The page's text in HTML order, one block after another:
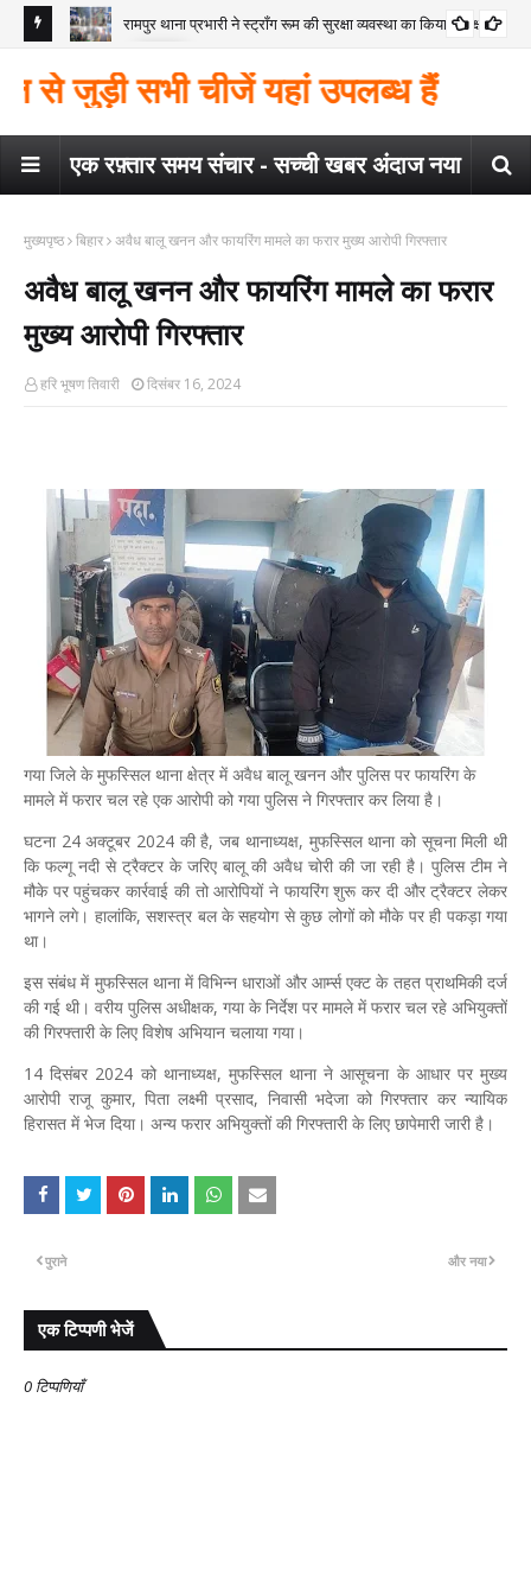
कोंच रामपुर थाना प्रभारी ने स्ट्रॉंग रूम की सुरक्षा व्यवस्था का किया निरीक्षण
जुड़ी सभी चीजें यहां उपलब्ध हैं
एक रफ़्तार समय संचार - सच्ची खबर अंदाज नया
मुख्यपृष्ठ बिहार अवैध बालू खनन और फायरिंग मामले का फरार मुख्य आरोपी गिरफ्तार
अवैध बालू खनन और फायरिंग मामले का फरार
मुख्य आरोपी गिरफ्तार
हरि भूषण तिवारी दिसंबर 16, 2024
गया जिले के मुफस्सिल थाना क्षेत्र में अवैध बालू खनन और पुलिस पर फायरिंग के
मामले में फरार चल रहे एक आरोपी को गया पुलिस ने गिरफ्तार कर लिया है।
घटना 24 अक्टूबर 2024 की है, जब थानाध्यक्ष, मुफस्सिल थाना को सूचना मिली थी
कि फल्गू नदी से ट्रैक्टर के जरिए बालू की अवैध चोरी की जा रही है। पुलिस टीम ने
मौके पर पहुंचकर कार्रवाई की तो आरोपियों ने फायरिंग शुरू कर दी और ट्रैक्टर लेकर
भागने लगे। हालांकि, सशस्त्र बल के सहयोग से कुछ लोगों को मौके पर ही पकड़ा गया
था।
इस संबंध में मुफस्सिल थाना में विभिन्न धाराओं और आर्म्स एक्ट के तहत प्राथमिकी दर्ज
की गई थी। वरीय पुलिस अधीक्षक, गया के निर्देश पर मामले में फरार चल रहे अभियुक्तों
की गिरफ्तारी के लिए विशेष अभियान चलाया गया।
14 दिसंबर 2024 को थानाध्यक्ष, मुफस्सिल थाना ने आसूचना के आधार पर मुख्य
आरोपी राजू कुमार, पिता लक्ष्मी प्रसाद, निवासी भदेजा को गिरफ्तार कर न्यायिक
हिरासत में भेज दिया। अन्य फरार अभियुक्तों की गिरफ्तारी के लिए छापेमारी जारी है।
और नया
पुराने
एक टिप्पणी भेजें
0 टिप्पणियाँ